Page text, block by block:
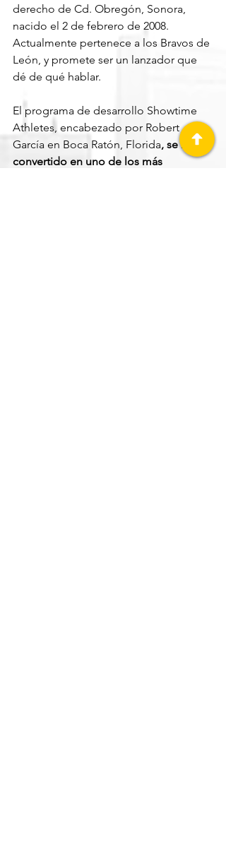
derecho de Cd. Obregón, Sonora,
nacido el 2 de febrero de 2008.
Actualmente pertenece a los Bravos de
León, y promete ser un lanzador que
dé de qué hablar.
El programa de desarrollo Showtime
Athletes, encabezado por Robert
García en Boca Ratón, Florida, se ha
convertido en uno de los más